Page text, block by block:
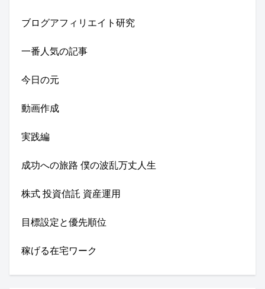
ブログアフィリエイト研究
一番人気の記事
今日の元
動画作成
実践編
成功への旅路 僕の波乱万丈人生
株式 投資信託 資産運用
目標設定と優先順位
稼げる在宅ワーク